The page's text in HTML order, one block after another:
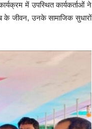
में उपस्थित कार्यकर्ताओं ने
के जीवन, उनके सामाजिक सुधारों